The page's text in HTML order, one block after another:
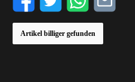
Artikel billiger gefunden